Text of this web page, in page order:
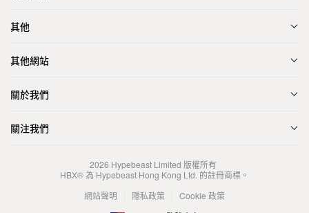
其他
其他網站
關於我們
關注我們
2026 Hypebeast Limited 版權所有
HBX® 為 Hypebeast Hong Kong Ltd. 的註冊商標。
網站聲明
隱私政策
Cookie 政策